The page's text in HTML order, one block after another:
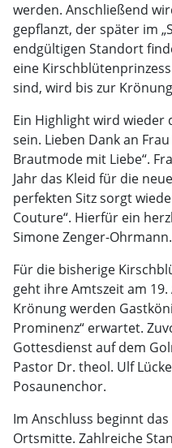
werden. Anschließend
gepflanzt, der später im
endgültigen Standort
eine
sind, wird bis zur
Ein Highlight wird wieder
sein. Lieben Dank an
Brautmode mit Liebe“.
Jahr das Kleid für die
perfekten Sitz sorgt
Couture“. Hierfür ein
Simone Zenger-Ohrmann.
Für die bisherige
geht ihre Amtszeit am
Krönung werden
Prominenz“ erwartet.
Gottesdienst auf dem
Pastor Dr. theol. Ulf
Posaunenchor.
Im Anschluss beginnt
Ortsmitte. Zahlreiche